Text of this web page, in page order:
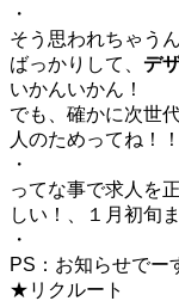
・
そう思われちゃう
ばっかりして、 デ
いかんいかん！
でも、確かに次世
人のためってね！！
・
ってな事で求人を
しい！、１月初旬ま
・
PS：お知らせでー
★リクルート